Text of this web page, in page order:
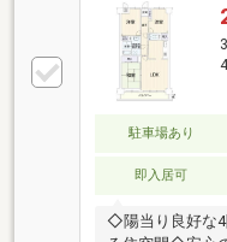
駐車場あり
即入居可
◇陽当り良好な4